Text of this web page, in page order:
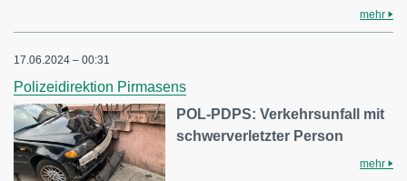
mehr
17.06.2024 – 00:31
Polizeidirektion Pirmasens
POL-PDPS: Verkehrsunfall mit
schwerverletzter Person
mehr